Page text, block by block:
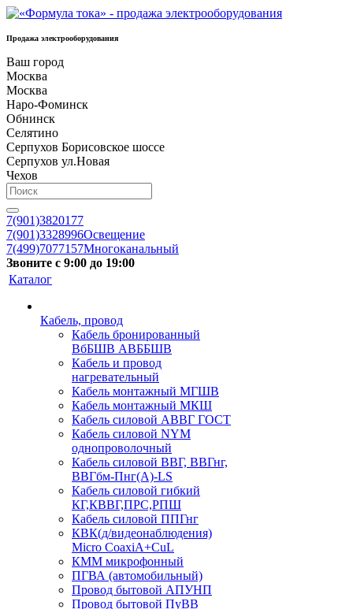
Продажа электрооборудования
Ваш город
Москва
Москва
Наро-Фоминск
Обнинск
Селятино
Серпухов Борисовское шоссе
Серпухов ул.Новая
Чехов
7(901)3820177
7(901)3328996Освещение
7(499)7077157Многоканальный
Звоните с 9:00 до 19:00
Каталог
Кабель, провод
Кабель бронированный
ВбБШВ АВББШВ
Кабель и провод
нагревательный
Кабель монтажный МГШВ
Кабель монтажный МКШ
Кабель силовой АВВГ ГОСТ
Кабель силовой NYM
однопроволочный
Кабель силовой ВВГ, ВВГнг,
ВВГбм-Пнг(А)-LS
Кабель силовой гибкий
КГ,КВВГ,ПРС,РПШ
Кабель силовой ППГнг
КВК(д/видеонаблюдения)
Micro CoaxiA+CuL
КММ микрофонный
ПГВА (автомобильный)
Провод бытовой АПУНП
Провод бытовой ПуВВ